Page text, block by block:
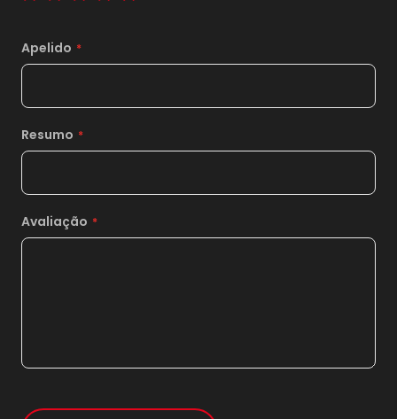
*
Apelido
Resumo
Avaliação